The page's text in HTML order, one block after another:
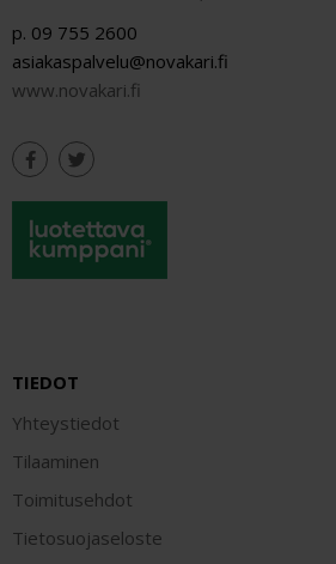
p. 09 755 2600
asiakaspalvelu@novakari.fi
www.novakari.fi
TIEDOT
Yhteystiedot
Tilaaminen
Toimitusehdot
Tietosuojaseloste